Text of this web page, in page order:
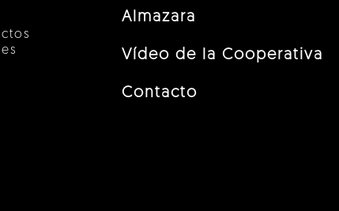
Almazara
Vídeo de la Cooperativa
Contacto